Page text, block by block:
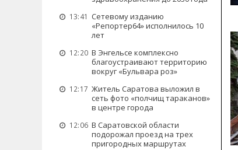
13:41 Сетевому изданию
«Репортер64» исполнилось 10
лет
12:20 В Энгельсе комплексно
благоустраивают территорию
вокруг «Бульвара роз»
12:17 Житель Саратова выложил в
сеть фото «полчищ тараканов»
в центре города
12:06 В Саратовской области
подорожал проезд на трех
пригородных маршрутах